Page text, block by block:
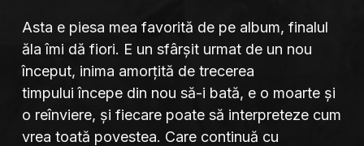
Asta e piesa mea favorită de pe album, finalul
ăla îmi dă fiori. E un sfârșit urmat de un nou
început, inima amorțită de trecerea
timpului începe din nou să-i bată, e o moarte și
o reînviere, și fiecare poate să interpreteze cum
vrea toată povestea. Care continuă cu